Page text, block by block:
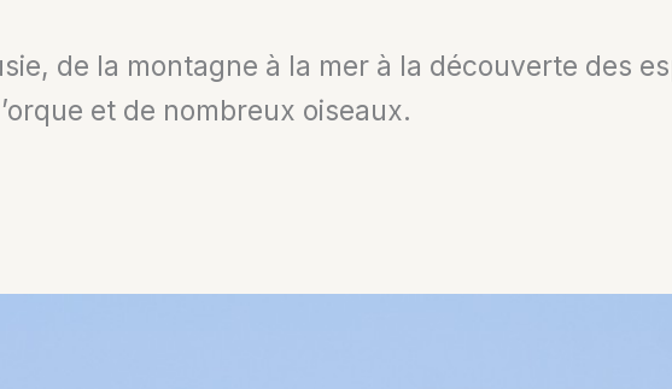
de la montagne à la mer à la découverte des
et de nombreux oiseaux.